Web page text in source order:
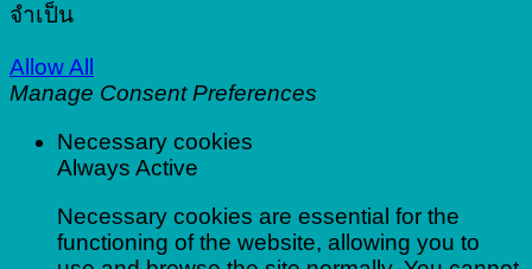
จำเป็น
Allow All
Manage Consent Preferences
Necessary cookies
Always Active
Necessary cookies are essential for the
functioning of the website, allowing you to